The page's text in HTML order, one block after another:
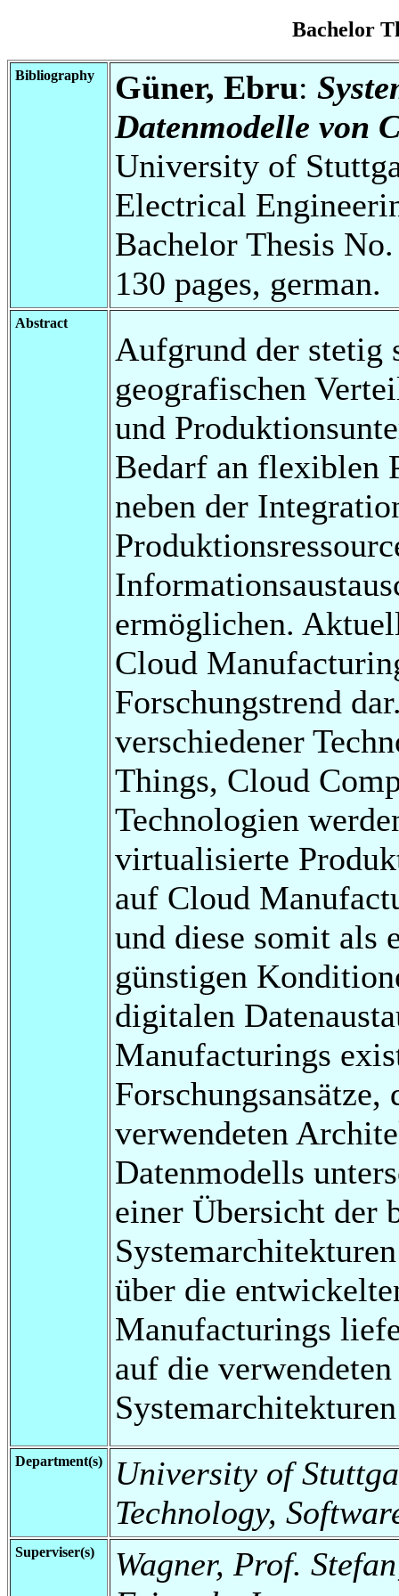
Bachelor
Bibliography Güner, Ebru:
Datenmodelle von
University of
Electrical
Bachelor Thesis
130 pages, german.
Abstract
Aufgrund der stetig
geografischen
und
Bedarf an flexiblen
neben der
ermöglichen.
Cloud
Forschungstrend
verschiedener
Things, Cloud
Technologien
virtualisierte
auf Cloud
und diese somit als
günstigen
digitalen
Manufacturings
verwendeten
Datenmodells
einer Übersicht der
über die
Manufacturings
auf die
Department(s)
University of
Technology,
Superviser(s)
Wagner, Prof.